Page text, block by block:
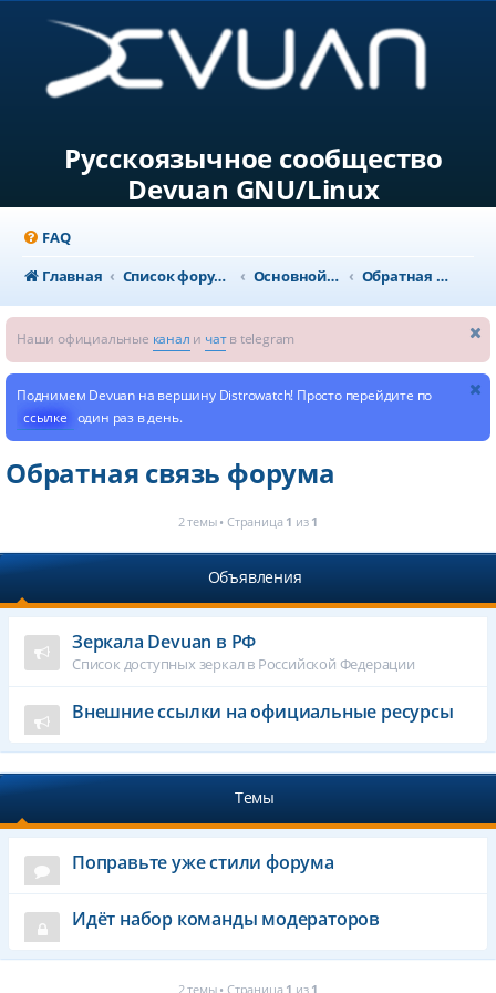
Русскоязычное сообщество
Devuan GNU/Linux
FAQ
Главная
Список форумов Основной раздел Обратная связь форума
Наши официальные канал и чатв telegram
Поднимем Devuan на вершину Distrowatch! Просто перейдите по
ссылке один раз в день.
Обратная связь форума
2 темы • Страница 1 из 1
Объявления
Зеркала Devuan в РФ
Список доступных зеркал в Российской Федерации
Внешние ссылки на официальные ресурсы
Темы
Поправьте уже стили форума
Идёт набор команды модераторов
2 темы • Страница 1 из 1